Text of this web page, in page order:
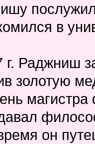
в
г. Раджниш
золотую
он